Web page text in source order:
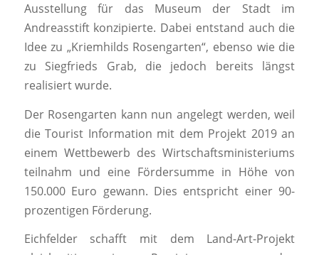
Ausstellung für das Museum der Stadt im
Andreasstift konzipierte. Dabei entstand auch die
Idee zu „Kriemhilds Rosengarten“, ebenso wie die
zu Siegfrieds Grab, die jedoch bereits längst
realisiert wurde.
Der Rosengarten kann nun angelegt werden, weil
die Tourist Information mit dem Projekt 2019 an
einem Wettbewerb des Wirtschaftsministeriums
teilnahm und eine Fördersumme in Höhe von
150.000 Euro gewann. Dies entspricht einer 90-
prozentigen Förderung.
Eichfelder schafft mit dem Land-Art-Projekt